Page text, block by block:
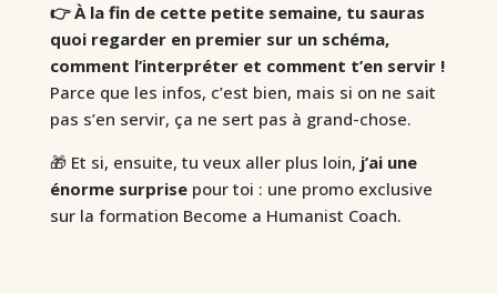
👉 À la fin de cette petite semaine, tu sauras
quoi regarder en premier sur un schéma,
comment l’interpréter et comment t’en servir !
Parce que les infos, c’est bien, mais si on ne sait
pas s’en servir, ça ne sert pas à grand-chose.
🎁 Et si, ensuite, tu veux aller plus loin, j’ai une
énorme surprisepour toi : une promo exclusive
sur la formation Become a Humanist Coach.